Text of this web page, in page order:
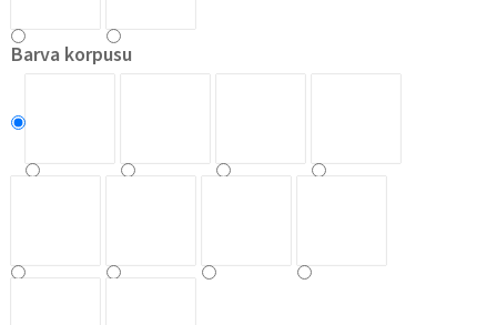
Barva korpusu